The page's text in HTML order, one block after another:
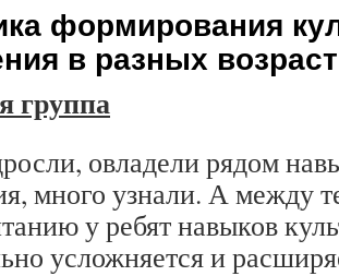
формирования
в разных
группа
овладели рядом
много узнали. А между
у ребят навыков
усложняется и